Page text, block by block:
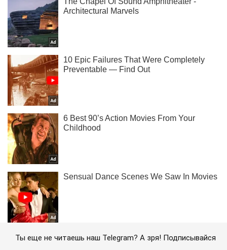
Ты еще не читаешь наш Telegram? А зря! Подписывайся